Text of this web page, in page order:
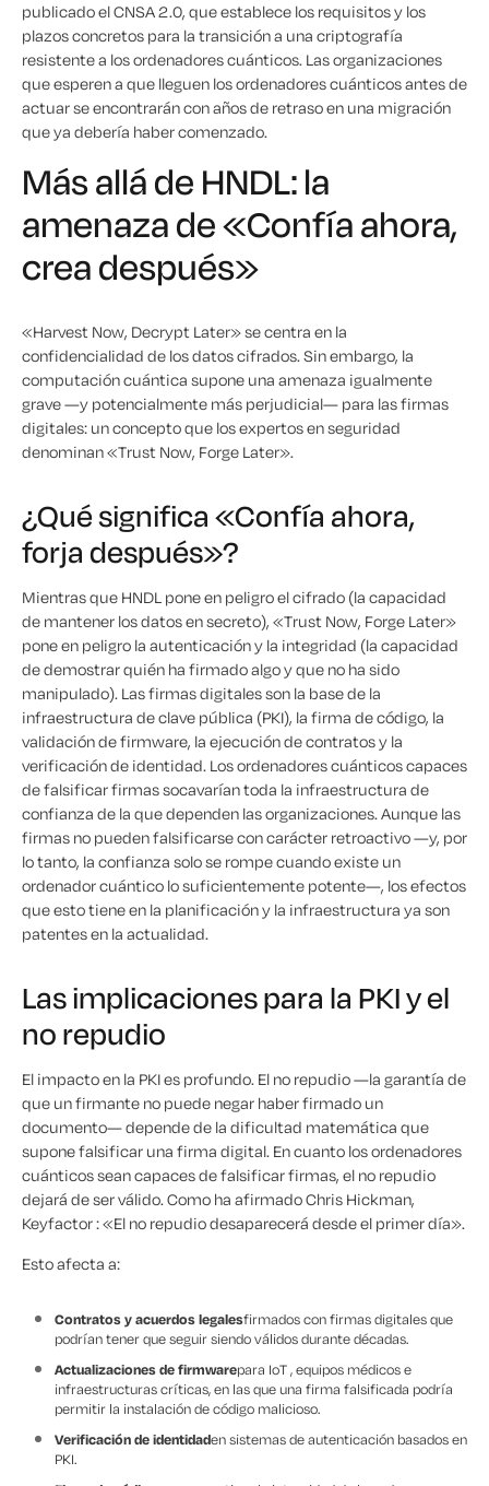
publicado el CNSA 2.0, que establece los requisitos y los
plazos concretos para la transición a una criptografía
resistente a los ordenadores cuánticos. Las organizaciones
que esperen a que lleguen los ordenadores cuánticos antes de
actuar se encontrarán con años de retraso en una migración
que ya debería haber comenzado.
Más allá de HNDL: la
amenaza de «Confía ahora,
crea después»
«Harvest Now, Decrypt Later» se centra en la
confidencialidad de los datos cifrados. Sin embargo, la
computación cuántica supone una amenaza igualmente
grave —y potencialmente más perjudicial— para las firmas
digitales: un concepto que los expertos en seguridad
denominan «Trust Now, Forge Later».
¿Qué significa «Confía ahora,
forja después»?
Mientras que HNDL pone en peligro el cifrado (la capacidad
de mantener los datos en secreto), «Trust Now, Forge Later»
pone en peligro la autenticación y la integridad (la capacidad
de demostrar quién ha firmado algo y que no ha sido
manipulado). Las firmas digitales son la base de la
infraestructura de clave pública (PKI), la firma de código, la
validación de firmware, la ejecución de contratos y la
verificación de identidad. Los ordenadores cuánticos capaces
de falsificar firmas socavarían toda la infraestructura de
confianza de la que dependen las organizaciones. Aunque las
firmas no pueden falsificarse con carácter retroactivo —y, por
lo tanto, la confianza solo se rompe cuando existe un
ordenador cuántico lo suficientemente potente—, los efectos
que esto tiene en la planificación y la infraestructura ya son
patentes en la actualidad.
Las implicaciones para la PKI y el
no repudio
El impacto en la PKI es profundo. El no repudio —la garantía de
que un firmante no puede negar haber firmado un
documento— depende de la dificultad matemática que
supone falsificar una firma digital. En cuanto los ordenadores
cuánticos sean capaces de falsificar firmas, el no repudio
dejará de ser válido. Como ha afirmado Chris Hickman,
Keyfactor : «El no repudio desaparecerá desde el primer día».
Esto afecta a:
Contratos y acuerdos legalesfirmados con firmas digitales que
podrían tener que seguir siendo válidos durante décadas.
Actualizaciones de firmwarepara IoT , equipos médicos e
infraestructuras críticas, en las que una firma falsificada podría
permitir la instalación de código malicioso.
Verificación de identidaden sistemas de autenticación basados en
PKI.